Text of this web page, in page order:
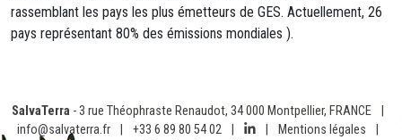
rassemblant les pays les plus émetteurs de GES. Actuellement, 26
pays représentant 80% des émissions mondiales ).
SalvaTerra - 3 rue Théophraste Renaudot, 34 000 Montpellier, FRANCE
info@salvaterra.fr
+33 6 89 80 54 02 Mentions légales